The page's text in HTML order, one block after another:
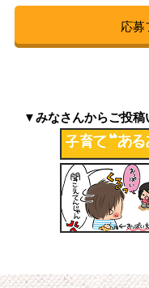
応募
▼みなさんからご投稿